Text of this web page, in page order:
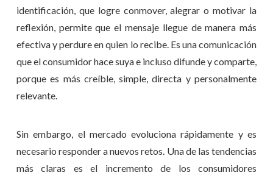
identificación, que logre conmover, alegrar o motivar la
reflexión, permite que el mensaje llegue de manera más
efectiva y perdure en quien lo recibe. Es una comunicación
que el consumidor hace suya e incluso difunde y comparte,
porque es más creíble, simple, directa y personalmente
relevante.
Sin embargo, el mercado evoluciona rápidamente y es
necesario responder a nuevos retos. Una de las tendencias
más claras es el incremento de los consumidores